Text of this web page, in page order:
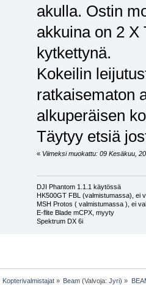
akulla. Ostin
akkuina on 2 X
kytkettynä.
Kokeilin
ratkaisematon
alkuperäisen
Täytyy etsiä
« Viimeksi muokattu: 09 Kesäkuu,
DJI Phantom 1.1.1 käytössä
HK500GT FBL (valmistumassa), ei
MSH Protos ( valmistumassa ), ei
E-flite Blade mCPX, myyty
Spektrum DX 6i
Kopterivalmistajat» Beam (Valvoja:Jyri) »